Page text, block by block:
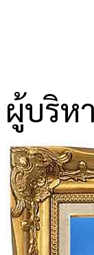
ผู้บริห